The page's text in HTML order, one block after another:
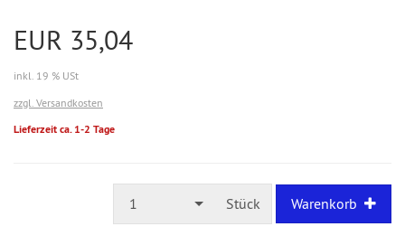
EUR 35,04
inkl. 19 % USt
zzgl. Versandkosten
Lieferzeit ca. 1-2 Tage
1 Stück Warenkorb